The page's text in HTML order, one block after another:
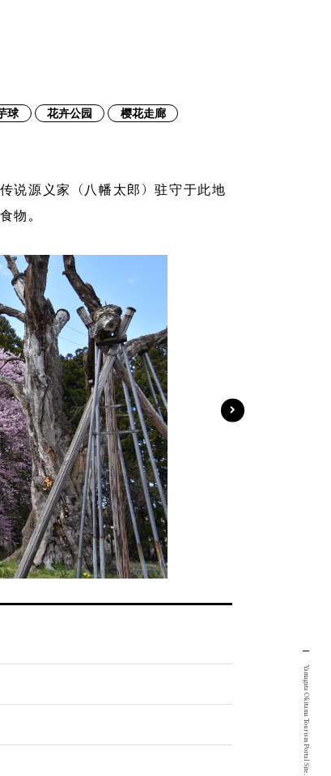
球 花卉公园
樱花走廊
说源义家（八幡太郎）驻守于此地
物。
Yamagata Okitama Tourism Portal Site.